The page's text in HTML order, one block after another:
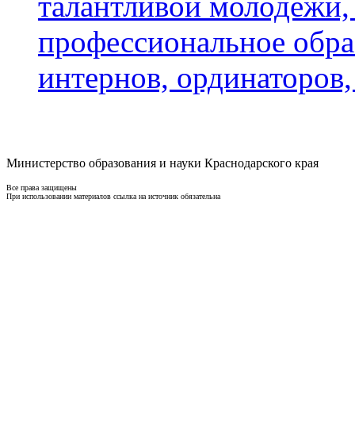
профессиональное
интернов,
Министерство образования и науки Краснодарского края
Все права защищены
При использовании материалов ссылка на источник обязательна